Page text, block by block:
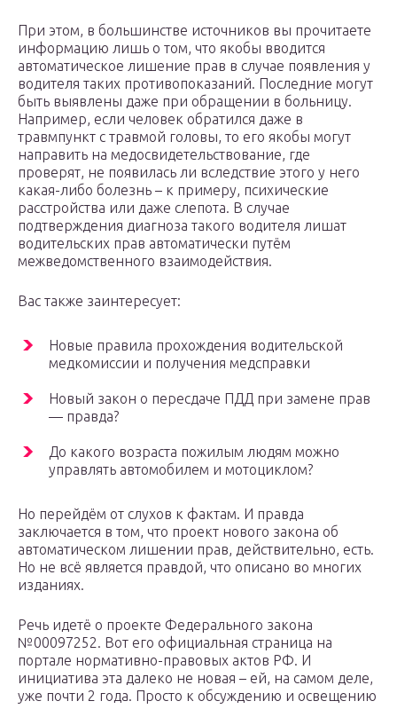
При этом, в большинстве источников вы прочитаете
информацию лишь о том, что якобы вводится
автоматическое лишение прав в случае появления у
водителя таких противопоказаний. Последние могут
быть выявлены даже при обращении в больницу.
Например, если человек обратился даже в
травмпункт с травмой головы, то его якобы могут
направить на медосвидетельствование, где
проверят, не появилась ли вследствие этого у него
какая-либо болезнь – к примеру, психические
расстройства или даже слепота. В случае
подтверждения диагноза такого водителя лишат
водительских прав автоматически путём
межведомственного взаимодействия.
Вас также заинтересует:
Новые правила прохождения водительской
медкомиссии и получения медсправки
Новый закон о пересдаче ПДД при замене прав
— правда?
До какого возраста пожилым людям можно
управлять автомобилем и мотоциклом?
Но перейдём от слухов к фактам. И правда
заключается в том, что проект нового закона об
автоматическом лишении прав, действительно, есть.
Но не всё является правдой, что описано во многих
изданиях.
Речь идетё о проекте Федерального закона
№00097252. Вот его официальная страница на
портале нормативно-правовых актов РФ. И
инициатива эта далеко не новая – ей, на самом деле,
уже почти 2 года. Просто к обсуждению и освещению